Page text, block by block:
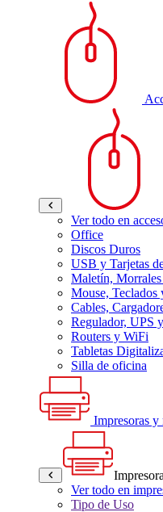
Ver todo en
Office
Discos Duros
USB y Tarjetas
Maletín,
Mouse, Teclados
Cables,
Regulador, UPS
Routers y WiFi
Tabletas
Silla de oficina
Impresoras
Ver todo en
Tipo de Uso